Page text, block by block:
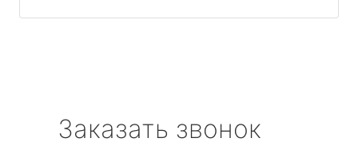
Заказать звонок